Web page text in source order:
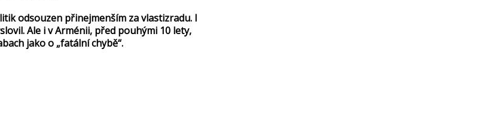
odsouzen přinejmenším za vlastizradu. I
Ale i v Arménii, před pouhými 10 lety,
jako o „fatální chybě“.